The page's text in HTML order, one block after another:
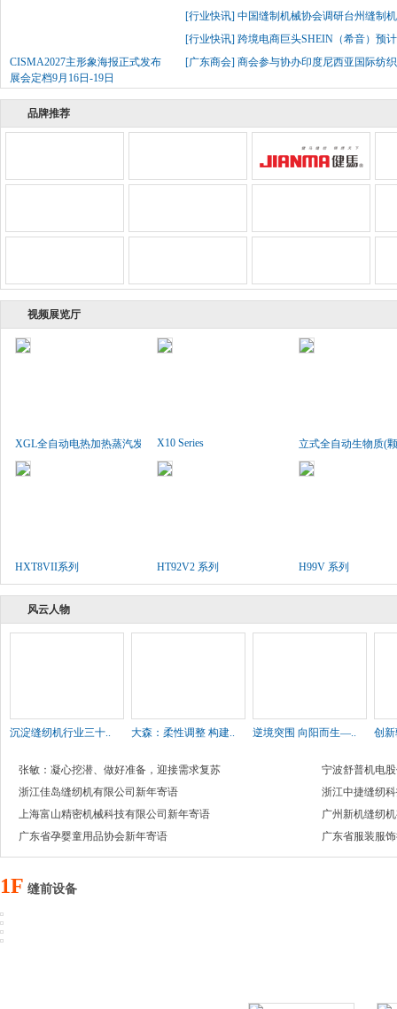
CISMA2027主形象海报正式发布
展会定档9月16日-19日
[行业快讯] 中国缝制机械协会调研台州缝制
[行业快讯] 跨境电商巨头SHEIN（希音）预
[广东商会] 商会参与协办印度尼西亚国际纺
品牌推荐
视频展览厅
XGL全自动电热加热蒸汽发生..X10 Series 立式全自动生物质(
HXT8VII系列 HT92V2 系列 H99V 系列
风云人物
沉淀缝纫机行业三十.. 大森：柔性调整 构建.. 逆境突围 向阳而生—.. 创
张敏：凝心挖潜、做好准备，迎接需求复苏
宁波舒普机电
浙江佳岛缝纫机有限公司新年寄语
浙江中捷缝纫
上海富山精密机械科技有限公司新年寄语
广州新机缝纫
广东省孕婴童用品协会新年寄语
广东省服装服
1F 缝前设备